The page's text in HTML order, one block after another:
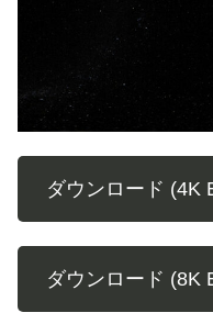
ダウンロード (4K
ダウンロード (8K